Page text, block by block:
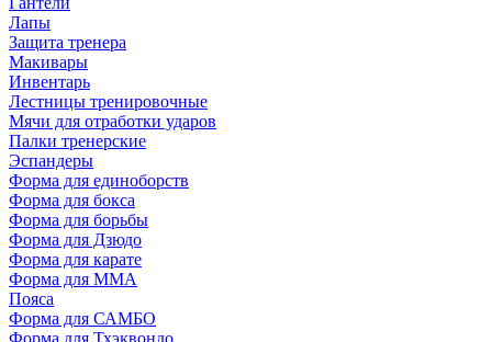
Лапы
Защита тренера
Макивары
Инвентарь
Лестницы тренировочные
Мячи для отработки ударов
Палки тренерские
Эспандеры
Форма для единоборств
Форма для бокса
Форма для борьбы
Форма для Дзюдо
Форма для карате
Форма для MMA
Пояса
Форма для САМБО
Форма для Тхэквондо